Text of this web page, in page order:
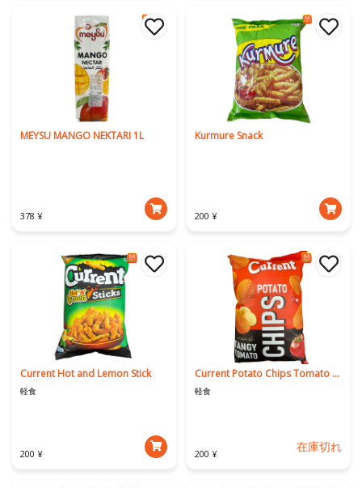
MEYSU MANGO NEKTARI 1L
378 ¥
Kurmure Snack
200 ¥
Current Hot and Lemon Stick
軽食
200 ¥
Current Potato Chips Tomato Flavour
軽食
200 ¥ 在庫切れ